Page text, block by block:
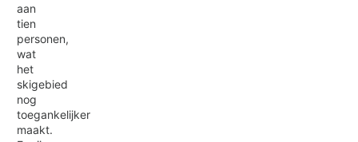
aan
tien
personen,
wat
het
skigebied
nog
toegankelijker
maakt.